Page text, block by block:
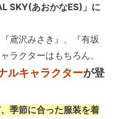
SKY(あおかなES)」に
鳶沢みさき』、『有坂
ラクターはもちろん、
ルキャラクターが登
季節に合った服装を着